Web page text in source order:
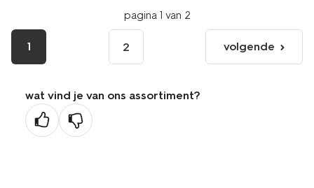
pagina 1 van 2
1 2
volgende
pagina
volgende
wat vind je van ons assortiment?